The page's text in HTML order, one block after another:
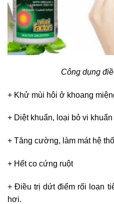
Công dụng
+ Khử mùi hôi ở khoang
+ Diệt khuẩn, loại bỏ vi
+ Tăng cường, làm mát hệ
+ Hết co cứng ruột
+ Điều trị dứt điểm rối loạn
hơi.